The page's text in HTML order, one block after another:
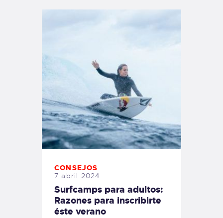
CONSEJOS
7 abril 2024
Surfcamps para adultos:
Razones para inscribirte
éste verano